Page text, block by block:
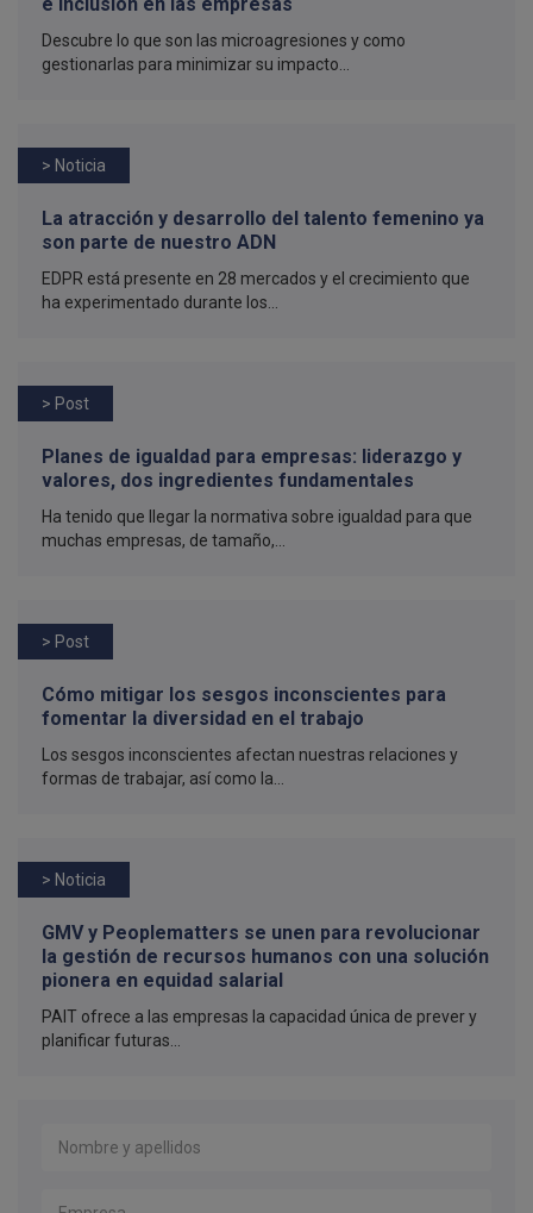
Descubre lo que son las microagresiones y como
gestionarlas para minimizar su impacto...
> Noticia
La atracción y desarrollo del talento femenino ya
son parte de nuestro ADN
EDPR está presente en 28 mercados y el crecimiento que
ha experimentado durante los...
> Post
Planes de igualdad para empresas: liderazgo y
valores, dos ingredientes fundamentales
Ha tenido que llegar la normativa sobre igualdad para que
muchas empresas, de tamaño,...
> Post
Cómo mitigar los sesgos inconscientes para
fomentar la diversidad en el trabajo
Los sesgos inconscientes afectan nuestras relaciones y
formas de trabajar, así como la...
> Noticia
GMV y Peoplematters se unen para revolucionar
la gestión de recursos humanos con una solución
pionera en equidad salarial
PAIT ofrece a las empresas la capacidad única de prever y
planificar futuras...